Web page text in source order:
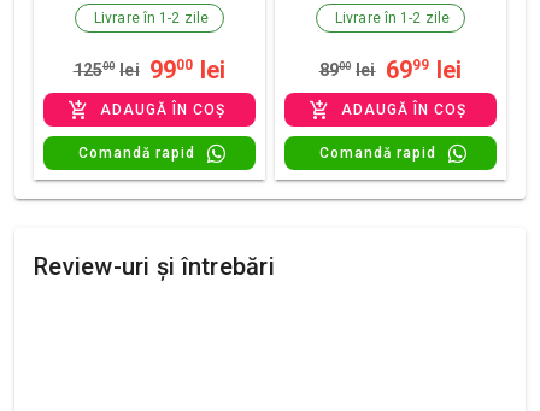
Livrare în 1-2 zile
12500 lei 9900 lei
ADAUGĂ ÎN COȘ
Comandă rapid
Livrare în 1-2 zile
8900 lei 6999 lei
ADAUGĂ ÎN COȘ
Comandă rapid
Review-uri și întrebări